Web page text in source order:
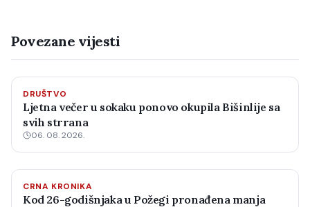
Povezane vijesti
DRUŠTVO
Ljetna večer u sokaku ponovo okupila Bišinlije sa
svih strrana
06. 08. 2026.
CRNA KRONIKA
Kod 26-godišnjaka u Požegi pronađena manja